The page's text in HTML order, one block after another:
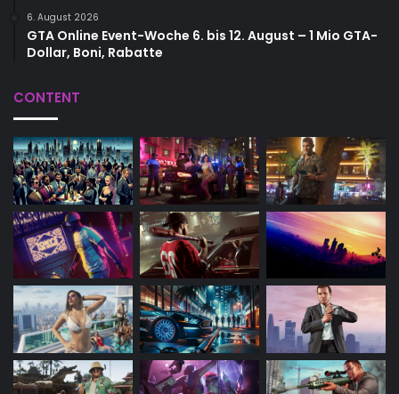
6. August 2026
GTA Online Event-Woche 6. bis 12. August – 1 Mio GTA-
Dollar, Boni, Rabatte
CONTENT